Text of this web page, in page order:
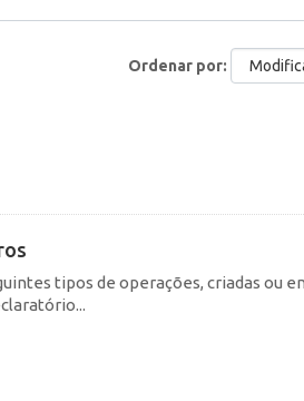
Ordenar por
tipos de operações, criadas ou